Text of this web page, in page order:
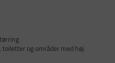
og områder med høj